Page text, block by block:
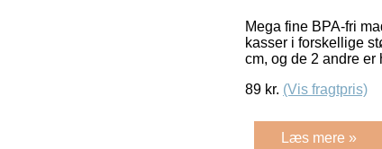
Mega fine BPA-fri
kasser i forskellige
cm, og de 2 andre er
89 kr. (Vis fragtpris)
Læs mere »